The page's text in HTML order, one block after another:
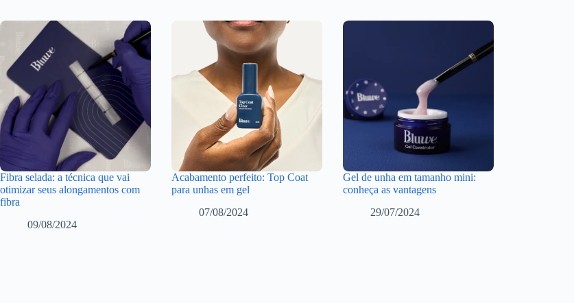
Fibra selada: a técnica que vai
otimizar seus alongamentos com
fibra
09/08/2024
Acabamento perfeito: Top Coat
para unhas em gel
07/08/2024
Gel de unha em tamanho mini:
conheça as vantagens
29/07/2024